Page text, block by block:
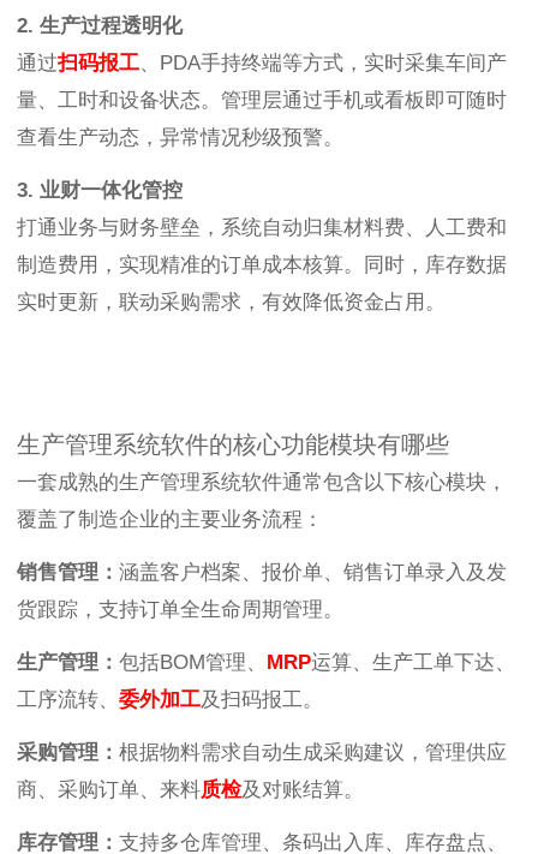
2. 生产过程透明化
通过扫码报工、PDA手持终端等方式，实时采集车间产
量、工时和设备状态。管理层通过手机或看板即可随时
查看生产动态，异常情况秒级预警。
3. 业财一体化管控
打通业务与财务壁垒，系统自动归集材料费、人工费和
制造费用，实现精准的订单成本核算。同时，库存数据
实时更新，联动采购需求，有效降低资金占用。
生产管理系统软件的核心功能模块有哪些
一套成熟的生产管理系统软件通常包含以下核心模块，
覆盖了制造企业的主要业务流程：
销售管理： 涵盖客户档案、报价单、销售订单录入及发
货跟踪，支持订单全生命周期管理。
生产管理： 包括BOM管理、 MRP运算、生产工单下达、
工序流转、 委外加工及扫码报工。
采购管理： 根据物料需求自动生成采购建议，管理供应
商、采购订单、来料质检及对账结算。
库存管理： 支持多仓库管理、条码出入库、库存盘点、